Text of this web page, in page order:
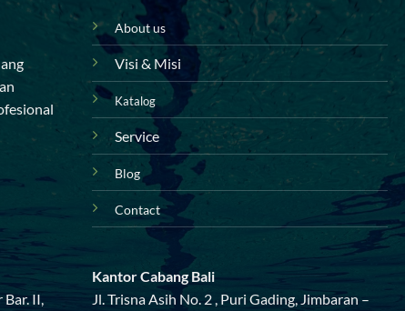
About us
Visi & Misi
Katalog
Service
Blog
Contact
II,
Kantor Cabang Bali
Jl. Trisna Asih No. 2 , Puri Gading, Jimbaran –